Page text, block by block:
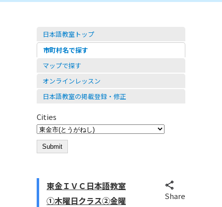
日本語教室トップ
市町村名で探す
マップで探す
オンラインレッスン
日本語教室の掲載登録・修正
Cities
東金ＩＶＣ日本語教室
①木曜日クラス②金曜
Share